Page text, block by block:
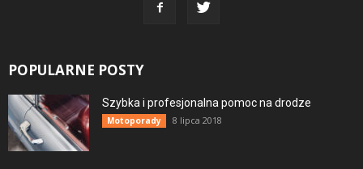
POPULARNE POSTY
Szybka i profesjonalna pomoc na drodze
Motoporady 8 lipca 2018